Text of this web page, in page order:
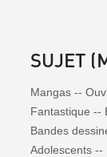
SUJET
Mangas --
Fantastique --
Bandes
Adolescents --